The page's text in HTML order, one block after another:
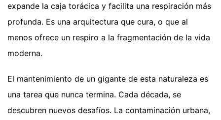
expande la caja torácica y facilita una respiración más
profunda. Es una arquitectura que cura, o que al
menos ofrece un respiro a la fragmentación de la vida
moderna.
El mantenimiento de un gigante de esta naturaleza es
una tarea que nunca termina. Cada década, se
descubren nuevos desafíos. La contaminación urbana,